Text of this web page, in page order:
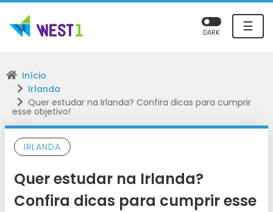
☰
DARK
Início
Irlanda
Quer estudar na Irlanda? Confira dicas para cumprir
esse objetivo!
IRLANDA
Quer estudar na Irlanda?
Confira dicas para cumprir esse